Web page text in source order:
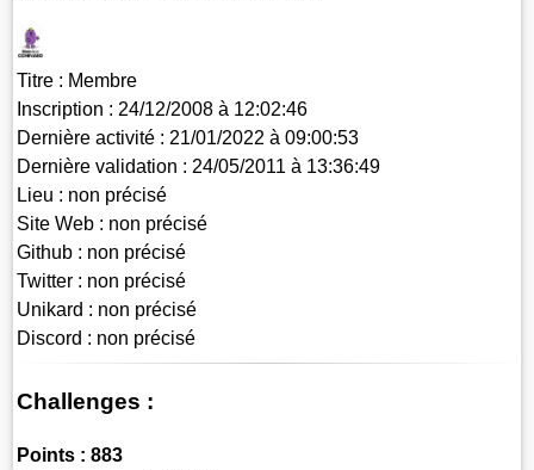
Titre : Membre
Inscription : 24/12/2008 à 12:02:46
Dernière activité : 21/01/2022 à 09:00:53
Dernière validation : 24/05/2011 à 13:36:49
Lieu : non précisé
Site Web : non précisé
Github : non précisé
Twitter : non précisé
Unikard : non précisé
Discord : non précisé
Challenges :
Points : 883